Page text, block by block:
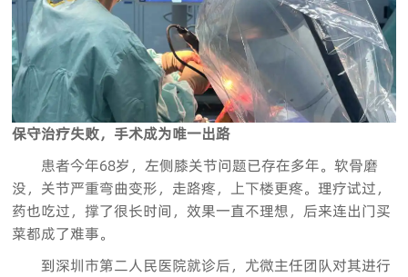
保守治疗失败，手术成为唯一出路
患者今年68岁，左侧膝关节问题已存在多年。软骨磨
没，关节严重弯曲变形，走路疼，上下楼更疼。理疗试过，
药也吃过，撑了很长时间，效果一直不理想，后来连出门买
菜都成了难事。
到深圳市第二人民医院就诊后，尤微主任团队对其进行